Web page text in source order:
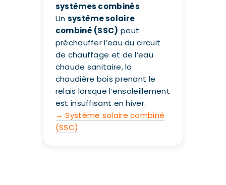
systèmes combinés
Un système solaire
combiné (SSC) peut
préchauffer l’eau du circuit
de chauffage et de l’eau
chaude sanitaire, la
chaudière bois prenant le
relais lorsque l’ensoleillement
est insuffisant en hiver.
→ Système solaire combiné
(SSC)